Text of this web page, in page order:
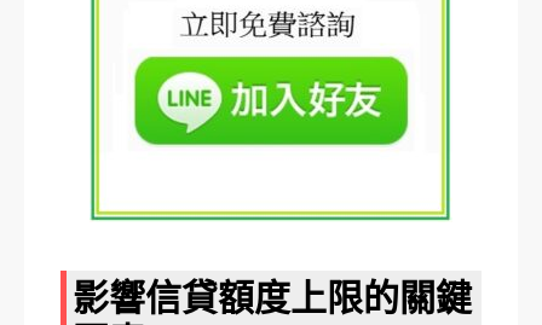
影響信貸額度上限的關鍵